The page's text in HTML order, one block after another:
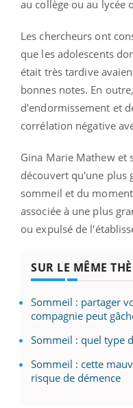
au collège ou au lycée
Les chercheurs ont
que les adolescents
était très tardive
bonnes notes. En
d'endormissement et
corrélation négative
Gina Marie Mathew et
découvert qu'une plus
sommeil et du
associée à une plus
ou expulsé de
SUR LE MÊME
Sommeil : partager
compagnie peut
Sommeil : quel type
Sommeil : cette
risque de démence